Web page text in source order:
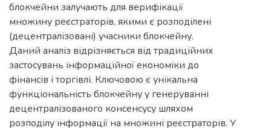
блокчейни залучають для верифікації
множину реєстраторів, якими є розподілені
(децентралізовані) учасники блокчейну.
Даний аналіз відрізняється від традиційних
застосувань інформаційної економіки до
фінансів і торгівлі. Ключовою є унікальна
функціональність блокчейну у генеруванні
децентралізованого консенсусу шляхом
розподілу інформації на множині реєстраторів. У